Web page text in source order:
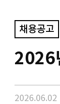
채용공고
2026
2026.06.02